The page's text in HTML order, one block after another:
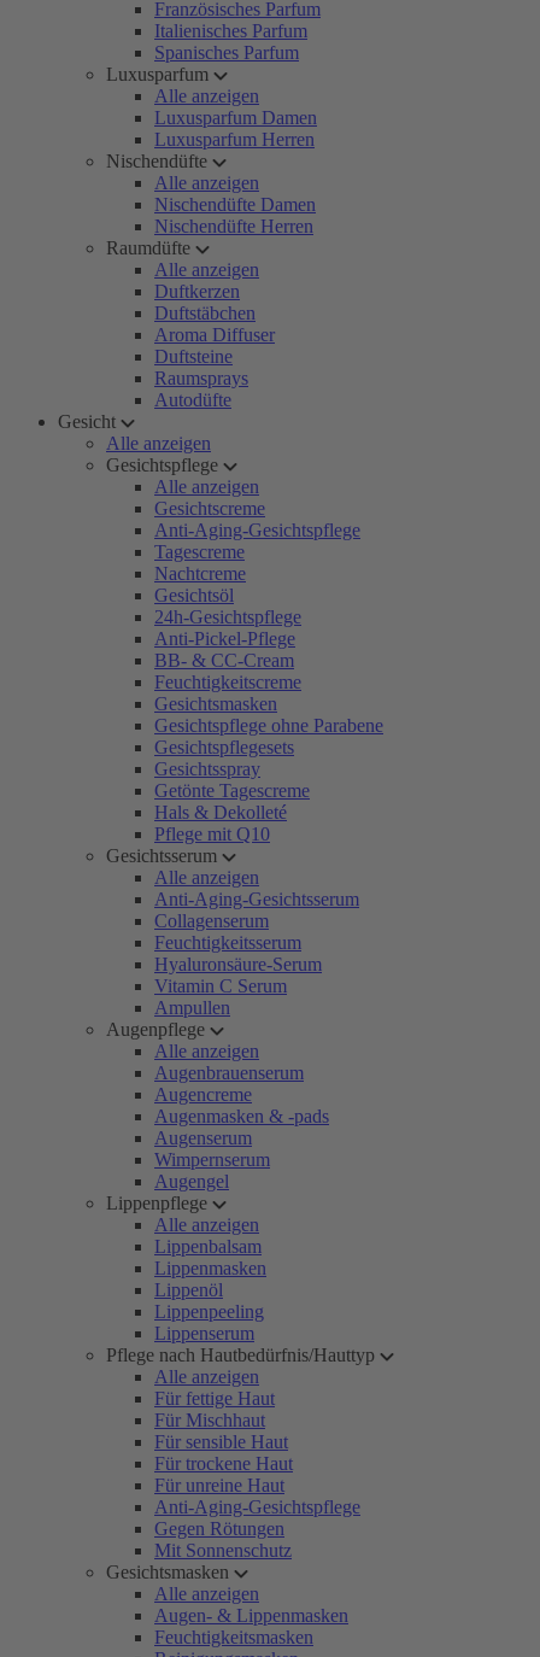
Französisches Parfum
Italienisches Parfum
Spanisches Parfum
Luxusparfum
Alle anzeigen
Luxusparfum Damen
Luxusparfum Herren
Nischendüfte
Alle anzeigen
Nischendüfte Damen
Nischendüfte Herren
Raumdüfte
Alle anzeigen
Duftkerzen
Duftstäbchen
Aroma Diffuser
Duftsteine
Raumsprays
Autodüfte
Gesicht
Alle anzeigen
Gesichtspflege
Alle anzeigen
Gesichtscreme
Anti-Aging-Gesichtspflege
Tagescreme
Nachtcreme
Gesichtsöl
24h-Gesichtspflege
Anti-Pickel-Pflege
BB- & CC-Cream
Feuchtigkeitscreme
Gesichtsmasken
Gesichtspflege ohne Parabene
Gesichtspflegesets
Gesichtsspray
Getönte Tagescreme
Hals & Dekolleté
Pflege mit Q10
Gesichtsserum
Alle anzeigen
Anti-Aging-Gesichtsserum
Collagenserum
Feuchtigkeitsserum
Hyaluronsäure-Serum
Vitamin C Serum
Ampullen
Augenpflege
Alle anzeigen
Augenbrauenserum
Augencreme
Augenmasken & -pads
Augenserum
Wimpernserum
Augengel
Lippenpflege
Alle anzeigen
Lippenbalsam
Lippenmasken
Lippenöl
Lippenpeeling
Lippenserum
Pflege nach Hautbedürfnis/Hauttyp
Alle anzeigen
Für fettige Haut
Für Mischhaut
Für sensible Haut
Für trockene Haut
Für unreine Haut
Anti-Aging-Gesichtspflege
Gegen Rötungen
Mit Sonnenschutz
Gesichtsmasken
Alle anzeigen
Augen- & Lippenmasken
Feuchtigkeitsmasken